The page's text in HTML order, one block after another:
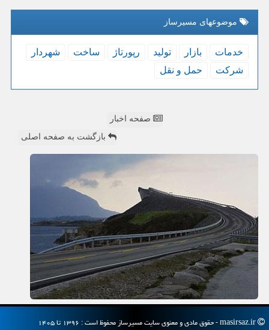
موضوعهای مسیرساز
خدمات بازار تولید رپورتاژ ساخت
شهردار
شركت
حمل و نقل
صفحه اخبار
بازگشت به صفحه اصلی